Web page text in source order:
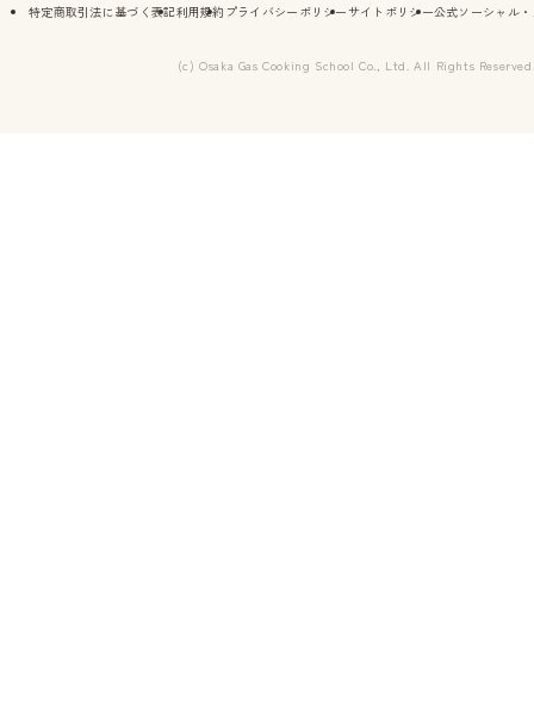
特定商取引法に基づく表記利用規約 プライバシーポリシーサイトポリシー公式ソーシャル
(c) Osaka Gas Cooking School Co., Ltd. All Rights